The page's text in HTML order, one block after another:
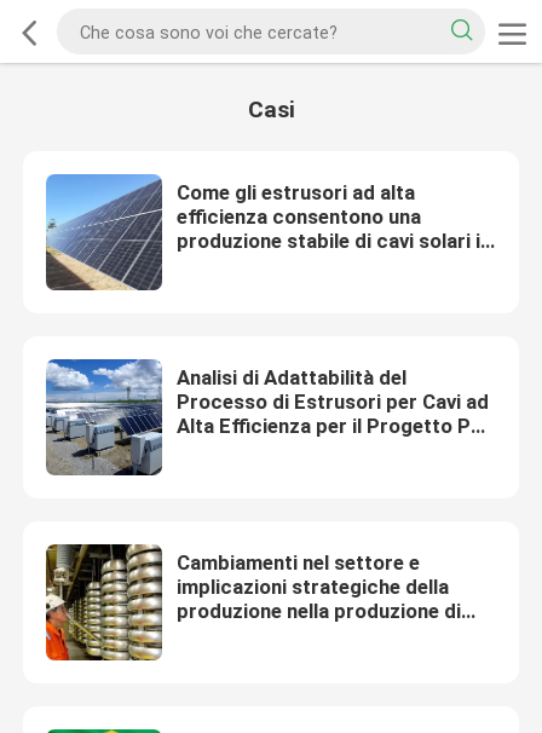
Casi
Come gli estrusori ad alta
efficienza consentono una
produzione stabile di cavi solari in
Analisi di Adattabilità del
Processo di Estrusori per Cavi ad
Alta Efficienza per il Progetto PV-
Cambiamenti nel settore e
implicazioni strategiche della
produzione nella produzione di